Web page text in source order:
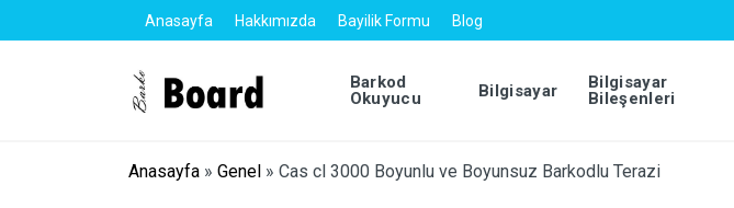
Anasayfa Hakkımızda Bayilik Formu Blog
Barkod
Okuyucu
Bilgisayar
Bilgisayar
Bileşenleri
Anasayfa » Genel » Cas cl 3000 Boyunlu ve Boyunsuz Barkodlu Terazi